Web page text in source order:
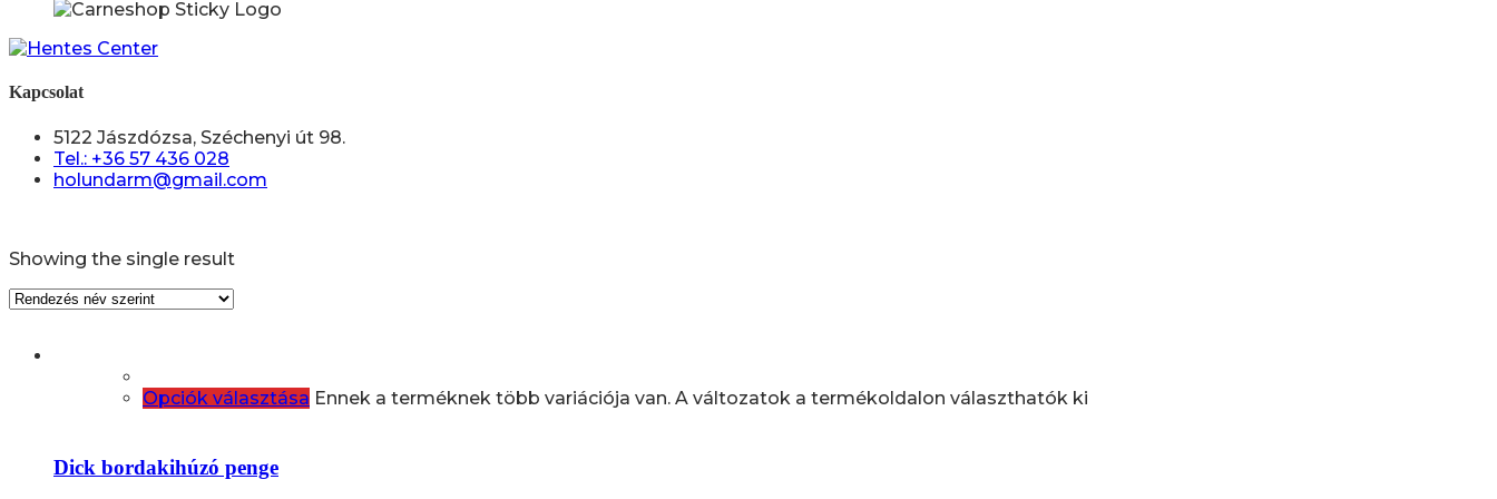
Kapcsolat
5122 Jászdózsa, Széchenyi út 98.
Tel.: +36 57 436 028
holundarm@gmail.com
Showing the single result
Opciók választása Ennek a terméknek több variációja van. A változatok a termékoldalon választhatók ki
Dick bordakihúzó penge